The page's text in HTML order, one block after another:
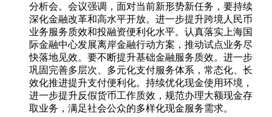
分析会。会议强调，面对当前新形势新任务，要持续
深化金融改革和高水平开放。进一步提升跨境人民币
业务服务质效和投融资便利化水平。认真落实上海国
际金融中心发展离岸金融行动方案，推动试点业务尽
快落地见效。要不断提升基础金融服务质效。进一步
巩固完善多层次、多元化支付服务体系，常态化、长
效化推进提升支付便利化。持续优化现金使用环境，
进一步提升反假货币工作质效，规范办理大额现金存
取业务，满足社会公众的多样化现金服务需求。